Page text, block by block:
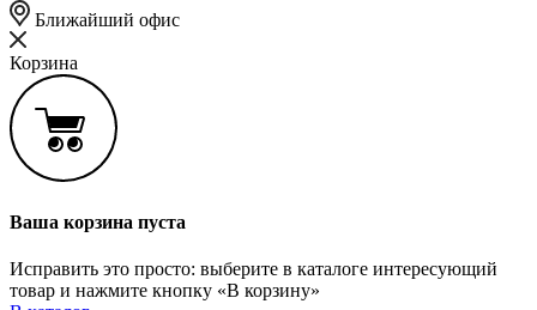
Ближайший офис
Корзина
Ваша корзина пуста
Исправить это просто: выберите в каталоге интересующий
товар и нажмите кнопку «В корзину»